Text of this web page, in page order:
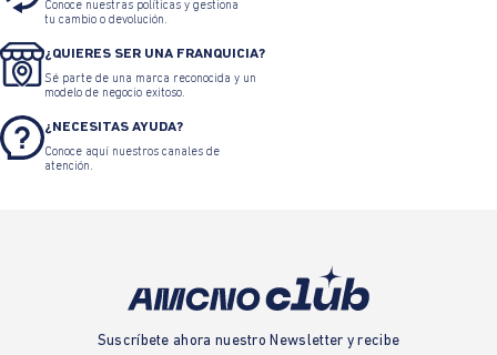
Conoce nuestras políticas y gestiona
tu cambio o devolución.
¿QUIERES SER UNA FRANQUICIA?
Sé parte de una marca reconocida y un
modelo de negocio exitoso.
¿NECESITAS AYUDA?
Conoce aquí nuestros canales de
atención.
Suscríbete ahora nuestro Newsletter y recibe